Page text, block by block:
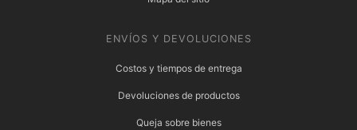
ENVÍOS Y DEVOLUCIONES
Costos y tiempos de entrega
Devoluciones de productos
Queja sobre bienes